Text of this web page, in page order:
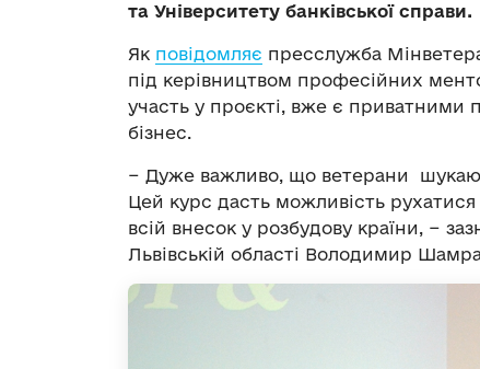
та Університету банківської справи.
Як повідомляє пресслужба
під керівництвом професійних
участь у проєкті, вже є
бізнес.
− Дуже важливо, що ветерани
Цей курс дасть можливість
всій внесок у розбудову країни, −
Львівській області Володимир